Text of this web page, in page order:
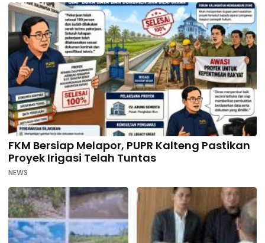
FKM Bersiap Melapor, PUPR Kalteng Pastikan
Proyek Irigasi Telah Tuntas
NEWS